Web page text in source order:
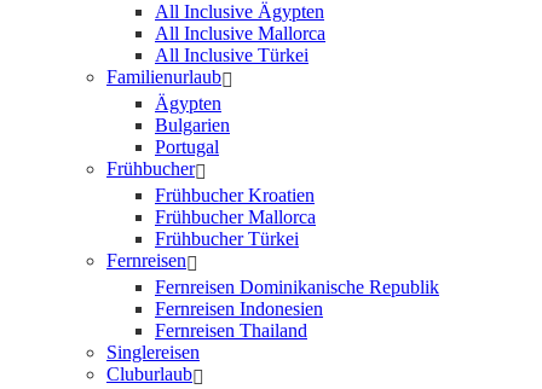
All Inclusive Ägypten
All Inclusive Mallorca
All Inclusive Türkei
Familienurlaub
Ägypten
Bulgarien
Portugal
Frühbucher
Frühbucher Kroatien
Frühbucher Mallorca
Frühbucher Türkei
Fernreisen
Fernreisen Dominikanische Republik
Fernreisen Indonesien
Fernreisen Thailand
Singlereisen
Cluburlaub